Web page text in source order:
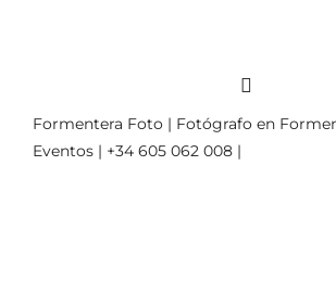
Formentera Foto | Fotógrafo en
Eventos | +34 605 062 008 |